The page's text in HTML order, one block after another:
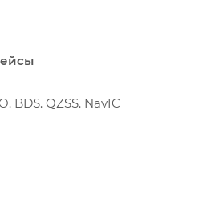
BDS. QZSS. NavIC